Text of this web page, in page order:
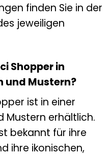
finden Sie in der
jeweiligen
Shopper in
und Mustern?
ist in einer
Mustern erhältlich.
bekannt für ihre
ihre ikonischen,